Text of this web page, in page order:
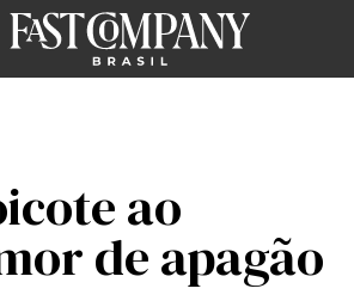
ao
de apagão